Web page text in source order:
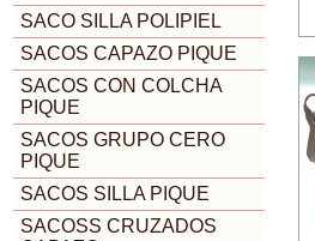
SACO SILLA POLIPIEL
SACOS CAPAZO PIQUE
SACOS CON COLCHA
PIQUE
SACOS GRUPO CERO
PIQUE
SACOS SILLA PIQUE
SACOSS CRUZADOS